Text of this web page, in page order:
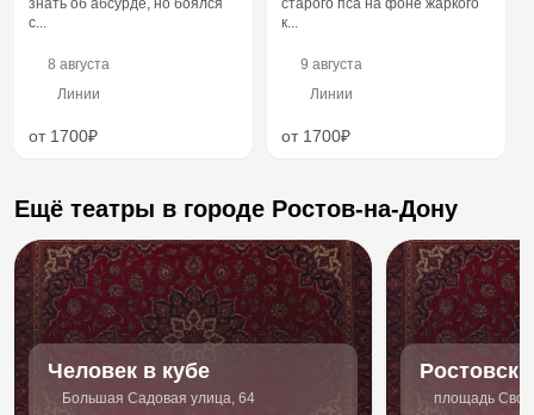
знать об абсурде, но боялся
с...
8 августа
Линии
от 1700₽
старого пса на фоне жаркого
к...
9 августа
Линии
от 1700₽
Ещё театры в городе Ростов-на-Дону
Человек в кубе
Большая Садовая улица, 64 площадь